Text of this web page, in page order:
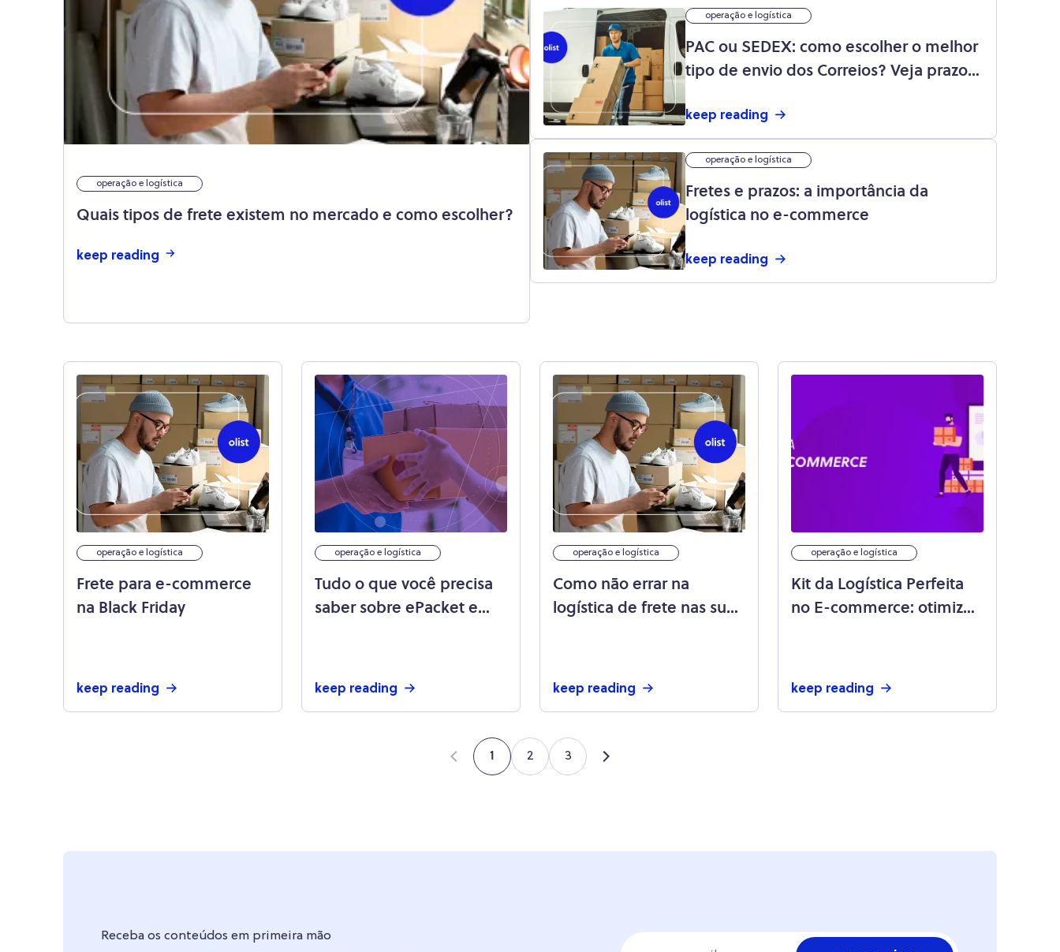
operação e logística
Quais tipos de frete existem no mercado e como escolher?
keep reading
operação e logística
PAC ou SEDEX: como escolher o melhor
tipo de envio dos Correios? Veja prazos,
keep reading
operação e logística
Fretes e prazos: a importância da
logística no e-commerce
keep reading
operação e logística
Frete para e-commerce
na Black Friday
keep reading
operação e logística
Tudo o que você precisa
saber sobre ePacket e
keep reading
operação e logística
Como não errar na
logística de frete nas suas
keep reading
operação e logística
Kit da Logística Perfeita
no E-commerce: otimize
keep reading
1 2 3
Receba os conteúdos em primeira mão